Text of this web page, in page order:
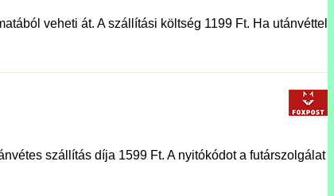
veheti át. A szállítási költség 1199 Ft. Ha utánvéttel
szállítás díja 1599 Ft. A nyitókódot a futárszolgálat